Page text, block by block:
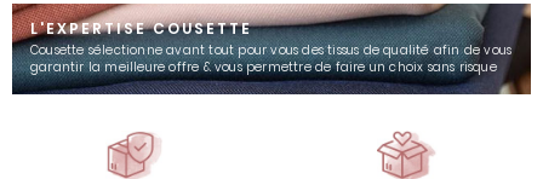
L'EXPERTISE COUSETTE
Cousette sélectionne avant tout pour vous des tissus de qualité afin de vous
garantir la meilleure offre & vous permettre de faire un choix sans risque